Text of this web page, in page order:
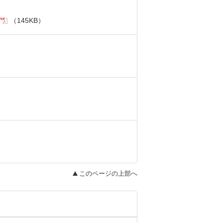
（145KB）
このページの上部へ